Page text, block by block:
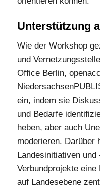
Unterstützung
Wie der Workshop
und
Office Berlin,
ein, indem sie
und Bedarfe
heben, aber auch
moderieren. Darüber
Landesinitiativen
Verbundprojekte
auf Landesebene